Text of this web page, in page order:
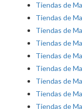
Tiendas de
Tiendas de
Tiendas de
Tiendas de
Tiendas de
Tiendas de
Tiendas de
Tiendas de
Tiendas de